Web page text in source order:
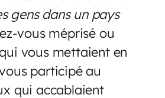
gens dans un pays
vous méprisé ou
vous mettaient en
participé au
qui accablaient